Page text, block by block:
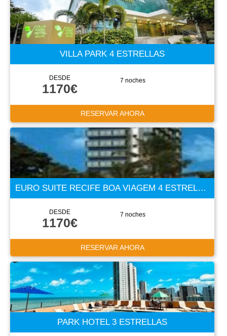
VILLA PARK 4 ESTRELLAS
DESDE
1170€
7 noches
RESERVAR AHORA
EURO SUITE RECIFE BOA VIAGEM 4 ESTRELLAS
DESDE
1170€
7 noches
RESERVAR AHORA
PARK HOTEL 3 ESTRELLAS